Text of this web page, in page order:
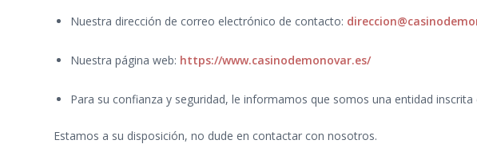
Nuestra dirección de correo electrónico de contacto:
Nuestra página web: https://www.casinodemonovar.es/
Para su confianza y seguridad, le informamos que somos una entidad
Estamos a su disposición, no dude en contactar con nosotros.